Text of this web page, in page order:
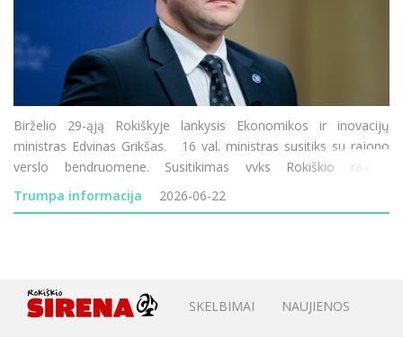
Birželio 29-ąją Rokiškyje lankysis Ekonomikos ir inovacijų
ministras Edvinas Grikšas. 16 val. ministras susitiks su rajono
verslo bendruomene. Susitikimas vyks Rokiškio rajono
savivaldybės Juozo Keliuočio viešojoje bibliotekoje. Kviečiame
verslo bendruom
Trumpa informacija 2026-06-22
SKELBIMAI NAUJIENOS